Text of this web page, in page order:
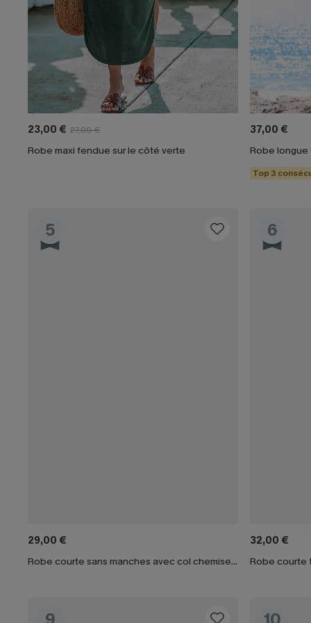
23,00 € 27,00 €
Robe maxi fendue sur le côté verte
37,00 €
Robe longue
Top 3
5
29,00 €
Robe courte sans manches avec col chemise noire
6
32,00 €
Robe courte